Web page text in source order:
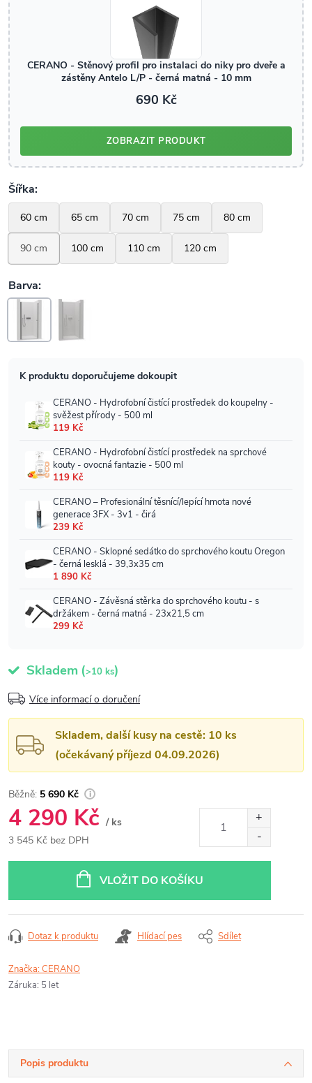
Skladem (>10 ks)
Více informací o doručení
Skladem, další kusy na cestě: 10 ks
(očekávaný příjezd 04.09.2026)
5 690 Kč
4 290 Kč / ks
3 545 Kč bez DPH
VLOŽIT DO KOŠÍKU
Dotaz k produktu Hlídací pes Sdílet
Značka:CERANO
Záruka: 5 let
Popis produktu